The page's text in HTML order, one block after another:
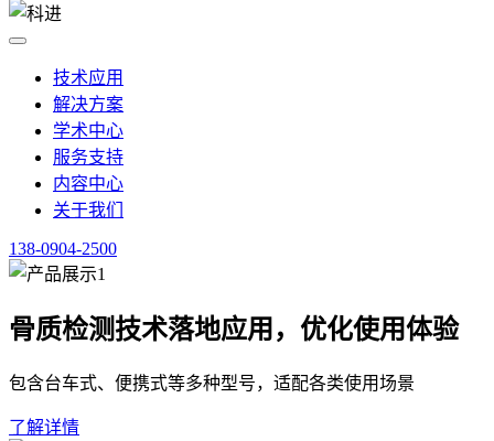
技术应用
解决方案
学术中心
服务支持
内容中心
关于我们
138-0904-2500
骨质检测技术落地应用，优化使用体验
包含台车式、便携式等多种型号，适配各类使用场景
了解详情